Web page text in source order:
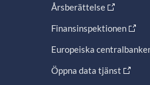
Årsberättelse
Finansinspektionen
Europeiska
Öppna data tjänst